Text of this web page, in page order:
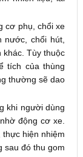
cơ phụ, chổi xe
nước, chổi hút,
khác. Tùy thuộc
tích của thùng
thường sẽ dao
khi người dùng
động cơ xe.
thực hiện nhiệm
sau đó thu gom